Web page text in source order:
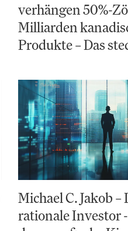
verhängen 50%-
Milliarden
Produkte – Das
Michael C. Jakob –
rationale Investor